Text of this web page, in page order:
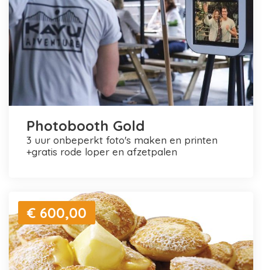
Photobooth Gold
3 uur onbeperkt foto's maken en printen
+gratis rode loper en afzetpalen
€ 600,00